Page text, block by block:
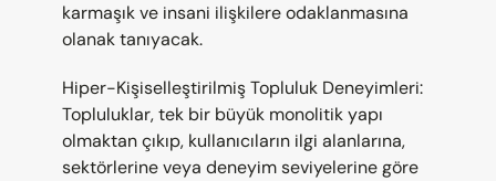
karmaşık ve insani ilişkilere odaklanmasına
olanak tanıyacak.
Hiper-Kişiselleştirilmiş Topluluk Deneyimleri:
Topluluklar, tek bir büyük monolitik yapı
olmaktan çıkıp, kullanıcıların ilgi alanlarına,
sektörlerine veya deneyim seviyelerine göre